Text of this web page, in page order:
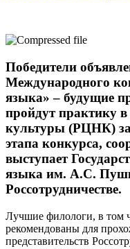
Победители
Международного
языка» – будущие
пройдут практику
культуры (РЦНК)
этапа конкурса,
выступает
языка им. А.С.
Россотрудничестве.
Лучшие филологи, в том
рекомендованы для
представительств